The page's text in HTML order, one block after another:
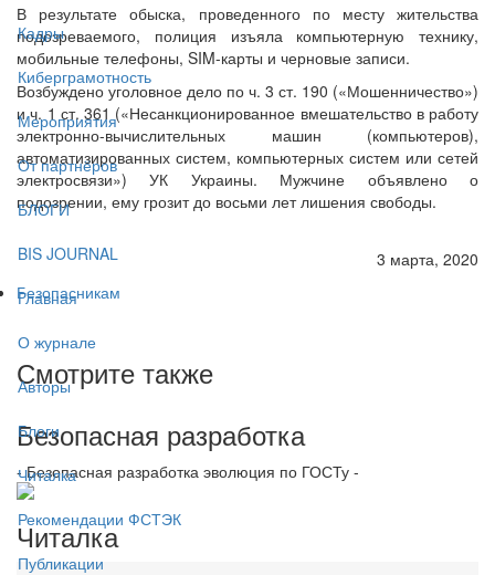
Кадры
Киберграмотность
Мероприятия
От партнёров
БЛОГИ
BIS JOURNAL
Главная
О журнале
Авторы
Блоги
Читалка
Рекомендации ФСТЭК
Публикации
В результате обыска, проведенного по месту жительства
подозреваемого, полиция изъяла компьютерную технику,
мобильные телефоны, SIM-карты и черновые записи.
Возбуждено уголовное дело по ч. 3 ст. 190 («Мошенничество»)
и ч. 1 ст. 361 («Несанкционированное вмешательство в работу
электронно-вычислительных машин (компьютеров),
автоматизированных систем, компьютерных систем или сетей
электросвязи») УК Украины. Мужчине объявлено о
подозрении, ему грозит до восьми лет лишения свободы.
3 марта, 2020
Безопасникам
Смотрите также
Безопасная разработка
- Безопасная разработка эволюция по ГОСТу -
Читалка